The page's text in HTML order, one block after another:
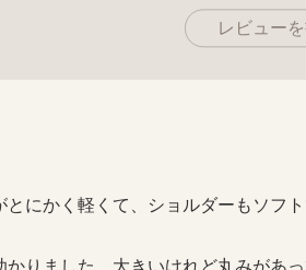
レビューを
とにかく軽くて、ショルダーもソフ
かりました。大きいけれど丸みがあ